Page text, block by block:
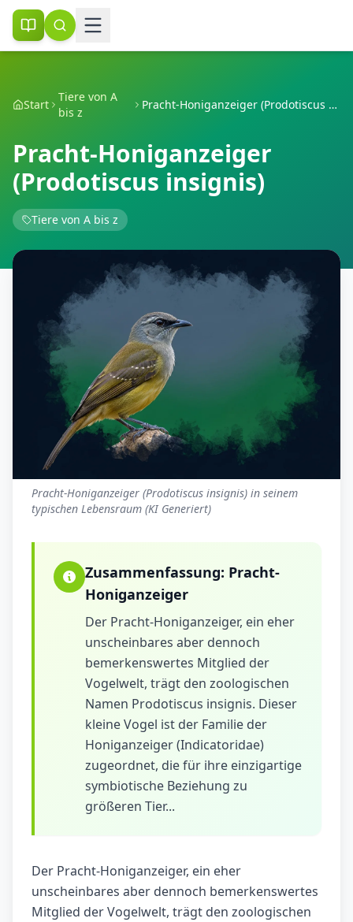
Start
Tiere von A
bis z
Pracht-Honiganzeiger (Prodotiscus insignis)
Pracht-Honiganzeiger
(Prodotiscus insignis)
Tiere von A bis z
Pracht-Honiganzeiger (Prodotiscus insignis) in seinem
typischen Lebensraum (KI Generiert)
Zusammenfassung: Pracht-
Honiganzeiger
Der Pracht-Honiganzeiger, ein eher
unscheinbares aber dennoch
bemerkenswertes Mitglied der
Vogelwelt, trägt den zoologischen
Namen Prodotiscus insignis. Dieser
kleine Vogel ist der Familie der
Honiganzeiger (Indicatoridae)
zugeordnet, die für ihre einzigartige
symbiotische Beziehung zu
größeren Tier...
Der Pracht-Honiganzeiger, ein eher
unscheinbares aber dennoch bemerkenswertes
Mitglied der Vogelwelt, trägt den zoologischen